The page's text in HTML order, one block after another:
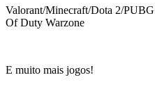
Valorant/Minecraft/Dota 2/
Of Duty Warzone
E muito mais jogos!